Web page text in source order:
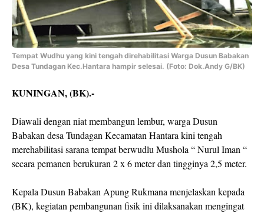
Tempat Wudhu yang kini tengah direhabilitasi Warga Dusun Babakan
Desa Tundagan Kec.Hantara hampir selesai. (Foto: Dok.Andy G/BK)
KUNINGAN, (BK).-
Diawali dengan niat membangun lembur, warga Dusun
Babakan desa Tundagan Kecamatan Hantara kini tengah
merehabilitasi sarana tempat berwudlu Mushola “ Nurul Iman “
secara pemanen berukuran 2 x 6 meter dan tingginya 2,5 meter.
Kepala Dusun Babakan Apung Rukmana menjelaskan kepada
(BK), kegiatan pembangunan fisik ini dilaksanakan mengingat